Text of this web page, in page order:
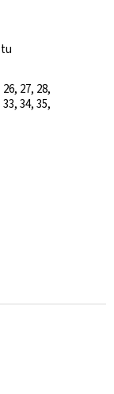
27, 28,
34, 35,